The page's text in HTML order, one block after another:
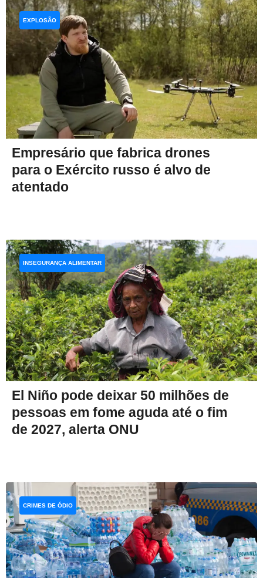
Empresário que fabrica drones
para o Exército russo é alvo de
atentado
EXPLOSÃO
El Niño pode deixar 50 milhões de
pessoas em fome aguda até o fim
de 2027, alerta ONU
INSEGURANÇA ALIMENTAR
CRIMES DE ÓDIO